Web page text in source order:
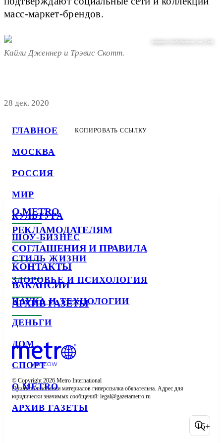
ГЛАВНОЕ
МОСКВА
РОССИЯ
МИР
КУЛЬТУРА
ШОУ-БИЗНЕС
СТИЛЬ ЖИЗНИ
ЗДОРОВЬЕ И ПСИХОЛОГИЯ
НАУКА И ТЕХНОЛОГИИ
ДЕНЬГИ
ДОМ
СПОРТ
О METRO
АРХИВ ГАЗЕТЫ
масс-маркет-брендов.
instagram.com/kyliejenner, trav, Getty
Кайли Дженнер и Трэвис Скотт.
28 дек. 2020
КОПИРОВАТЬ ССЫЛКУ
О METRO
РЕКЛАМОДАТЕЛЯМ
СОГЛАШЕНИЯ И ПРАВИЛА
КОНТАКТЫ
ВАКАНСИИ
АРХИВ ГАЗЕТЫ
© Copyright 2026 Metro International
При использовании материалов гиперссылка обязательна. Адрес для
юридически значимых сообщений:
16+